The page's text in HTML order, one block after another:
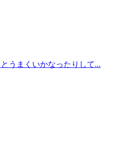
うまくいかなったりして...